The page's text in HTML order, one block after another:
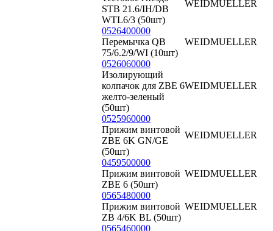
STB 21.6/IH/DB
WTL6/3 (50шт)
WEIDMUELLER
0526400000
Перемычка QB
75/6.2/9/WI (10шт)
WEIDMUELLER
0526060000
Изолирующий
колпачок для ZBE 6
желто-зеленый
(50шт)
WEIDMUELLER
0525960000
Прижим винтовой
ZBE 6K GN/GE
(50шт)
WEIDMUELLER
0459500000
Прижим винтовой
ZBE 6 (50шт)
WEIDMUELLER
0565480000
Прижим винтовой
ZB 4/6K BL (50шт)
WEIDMUELLER
0565460000